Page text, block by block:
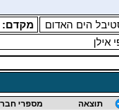
הים האדום
אילן
תוצאה מספרי חבר